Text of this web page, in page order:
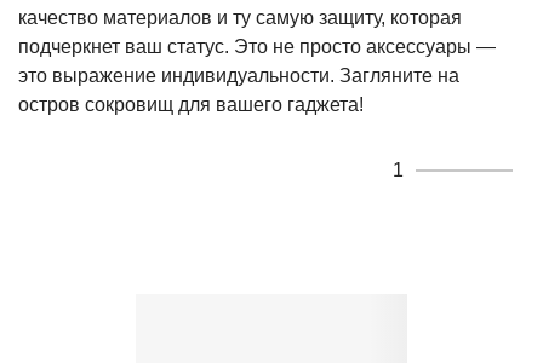
качество материалов и ту самую защиту, которая
подчеркнет ваш статус. Это не просто аксессуары —
это выражение индивидуальности. Загляните на
остров сокровищ для вашего гаджета!
1